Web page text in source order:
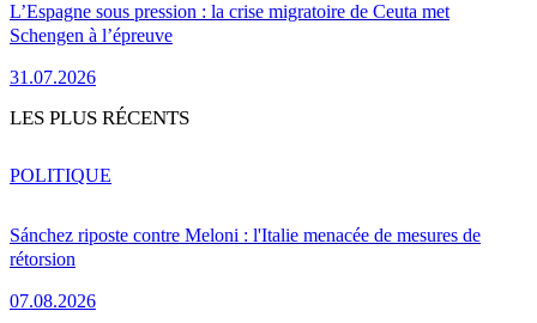
L’Espagne sous pression : la crise migratoire de Ceuta met
Schengen à l’épreuve
31.07.2026
LES PLUS RÉCENTS
Sánchez riposte contre Meloni : l'Italie menacée de mesures de
rétorsion
07.08.2026
POLITIQUE